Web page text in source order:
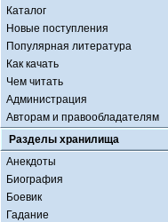
Каталог
Новые поступления
Популярная литература
Как качать
Чем читать
Администрация
Авторам и правообладателям
Разделы хранилища
Анекдоты
Биография
Боевик
Гадание